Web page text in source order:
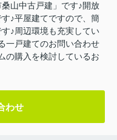
山中古戸建」です♪開放
♪平屋建てですので、簡
♪周辺環境も充実してい
一戸建てのお問い合わせ
の購入を検討しているお
わせ